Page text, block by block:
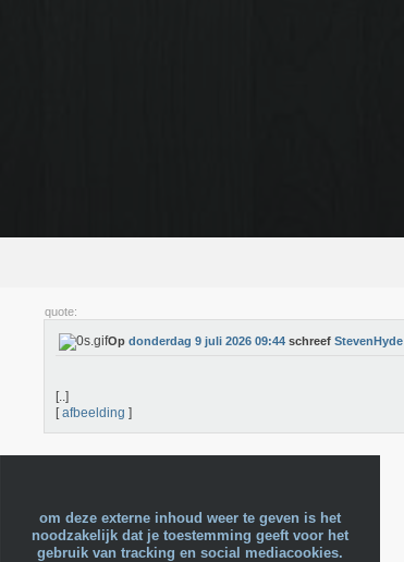
quote:
Op donderdag 9 juli 2026 09:44 schreef StevenHyde
[..]
[afbeelding ]
om deze externe inhoud weer te geven is het
noodzakelijk dat je toestemming geeft voor het
gebruik van tracking en social mediacookies.